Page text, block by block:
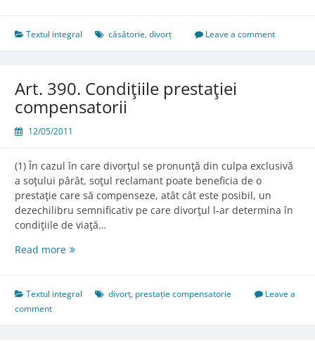
de
întreţinere
Textul integral căsătorie,divorț Leave a comment
Art. 390. Condiţiile prestaţiei
compensatorii
12/05/2011
(1) În cazul în care divorţul se pronunţă din culpa exclusivă
a soţului pârât, soţul reclamant poate beneficia de o
prestaţie care să compenseze, atât cât este posibil, un
dezechilibru semnificativ pe care divorţul l-ar determina în
condiţiile de viaţă…
Read moreArt.
prestaţiei
Textul integral divorț, prestație compensatorie
Leave a
comment